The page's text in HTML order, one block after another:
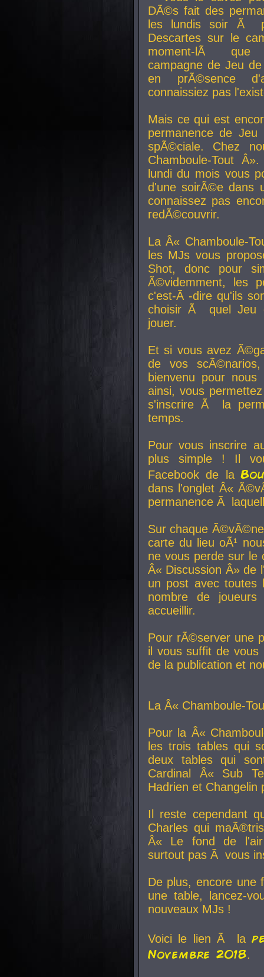
DÃ©s fait des
les lundis soir Ã
Descartes sur le
moment-lÃ que
campagne de Jeu
en prÃ©sence
connaissiez pas
Mais ce qui est
permanence de
spÃ©ciale. Chez
Chamboule-Tout
lundi du mois vous
d'une soirÃ©e dans
connaissez pas
redÃ©couvrir.
La Â« Chamboule-
les MJs vous
Shot, donc pour
Ã©videmment, les
c'est-Ã -dire qu'ils
choisir Ã quel Jeu
jouer.
Et si vous avez
de vos
bienvenu pour
ainsi, vous
s'inscrire Ã la
temps.
Pour vous inscrire
plus simple ! Il
Facebook de la
dans l'onglet Â«
permanence Ã
Sur chaque
carte du lieu oÃ¹
ne vous perde sur le
Â« Discussion Â» de
un post avec toutes
nombre de
accueillir.
Pour rÃ©server une
il vous suffit de vous
de la publication et
La Â« Chamboule-
Pour la Â«
les trois tables qui
deux tables qui
Cardinal
Â« Sub
Hadrien et Changelin
Il reste cependant
Charles qui
Â« Le fond de
surtout pas Ã vous
De plus, encore une
une table, lancez-
nouveaux MJs !
Voici le lien Ã la
Novembre 2018.